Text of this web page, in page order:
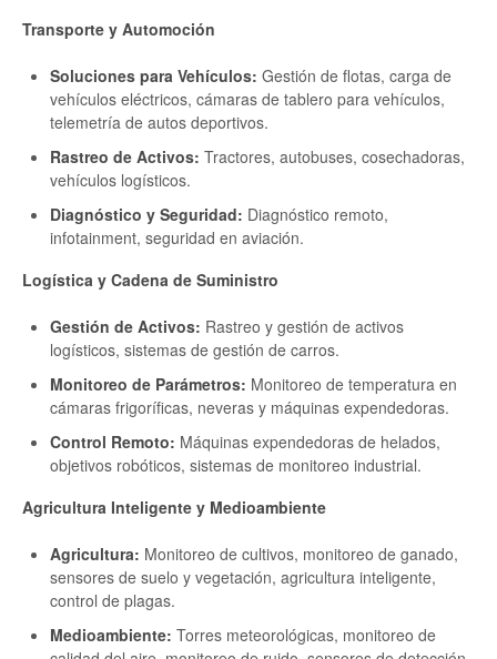
Transporte y Automoción
Soluciones para Vehículos: Gestión de flotas, carga de
vehículos eléctricos, cámaras de tablero para vehículos,
telemetría de autos deportivos.
Rastreo de Activos: Tractores, autobuses, cosechadoras,
vehículos logísticos.
Diagnóstico y Seguridad: Diagnóstico remoto,
infotainment, seguridad en aviación.
Logística y Cadena de Suministro
Gestión de Activos: Rastreo y gestión de activos
logísticos, sistemas de gestión de carros.
Monitoreo de Parámetros: Monitoreo de temperatura en
cámaras frigoríficas, neveras y máquinas expendedoras.
Control Remoto: Máquinas expendedoras de helados,
objetivos robóticos, sistemas de monitoreo industrial.
Agricultura Inteligente y Medioambiente
Agricultura: Monitoreo de cultivos, monitoreo de ganado,
sensores de suelo y vegetación, agricultura inteligente,
control de plagas.
Medioambiente: Torres meteorológicas, monitoreo de